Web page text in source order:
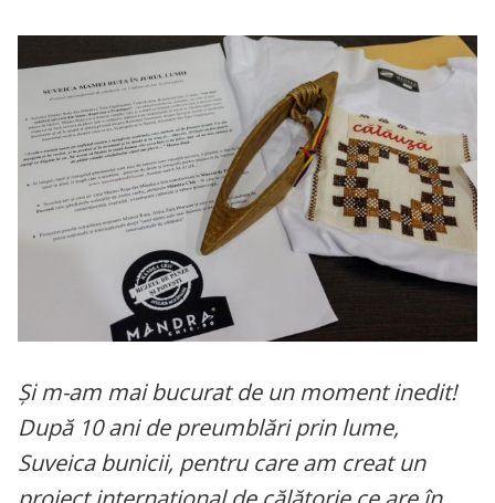
Și m-am mai bucurat de un moment inedit!
După 10 ani de preumblări prin lume,
Suveica bunicii, pentru care am creat un